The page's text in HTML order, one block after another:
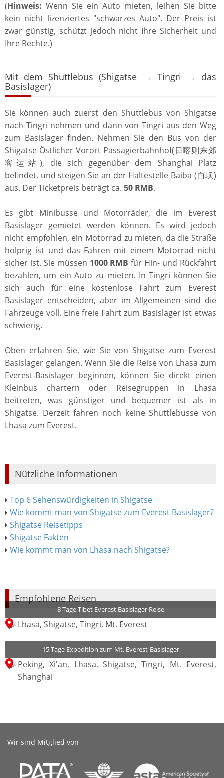
(Hinweis: Wenn Sie ein Auto mieten, leihen Sie bitte
kein nicht lizenziertes "schwarzes Auto". Der Preis ist
zwar günstig, schützt jedoch nicht Ihre Sicherheit und
Ihre Rechte.)
Mit dem Shuttlebus (Shigatse → Tingri → das
Basislager)
Sie können auch zuerst den Shuttlebus von Shigatse
nach Tingri nehmen und dann von Tingri aus den Weg
zum Basislager finden. Nehmen Sie den Bus von der
Shigatse Östlicher Vorort Passagierbahnhof(日喀则东郊
客运站), die sich gegenüber dem Shanghai Platz
befindet, und steigen Sie an der Haltestelle Baiba (白坝)
aus. Der Ticketpreis beträgt ca. 50 RMB.
Es gibt Minibusse und Motorräder, die im Everest
Basislager gemietet werden können. Es wird jedoch
nicht empfohlen, ein Motorrad zu mieten, da die Straße
holprig ist und das Fahren mit einem Motorrad nicht
sicher ist. Sie müssen 1000 RMB für Hin- und Rückfahrt
bezahlen, um ein Auto zu mieten. In Tingri können Sie
sich auch für eine kostenlose Fahrt zum Everest
Basislager entscheiden, aber im Allgemeinen sind die
Fahrzeuge voll. Eine freie Fahrt zum Basislager ist etwas
schwierig.
Oben erfahren Sie, wie Sie von Shigatse zum Everest
Basislager gelangen. Wenn Sie die Reise von Lhasa zum
Everest-Basislager beginnen, können Sie direkt einen
Kleinbus chartern oder Reisegruppen in Lhasa
beitreten, was günstiger und bequemer ist als in
Shigatse. Derzeit fahren noch keine Shuttlebusse von
Lhasa zum Everest.
Nützliche Informationen
Top 6 Sehenswürdigkeiten in Shigatse
Wie kommt man von Shigatse zum Everest Basislager?
Shigatse Reisetipps
Shigatse Fakten
Wie kommt man von Lhasa nach Shigatse?
Empfohlene Reisen
8 Tage Tibet Everest Basislager Reise
Lhasa, Shigatse, Tingri, Mt. Everest
15 Tage Expedition zum Mt. Everest-Basislager
Peking, Xi'an, Lhasa, Shigatse, Tingri, Mt. Everest,
Shanghai
Wir sind Mitglied von